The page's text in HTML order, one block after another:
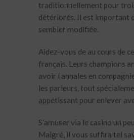
traditionnellement pour
détériorés. Il est important
sembler modifiée.
Aidez-vous de au cours de
français. Leurs champions
avoir í annales en
les parieurs, tout
appétissant pour enlever
S’amuser via le casino un
Malgré, il vous suffira tel